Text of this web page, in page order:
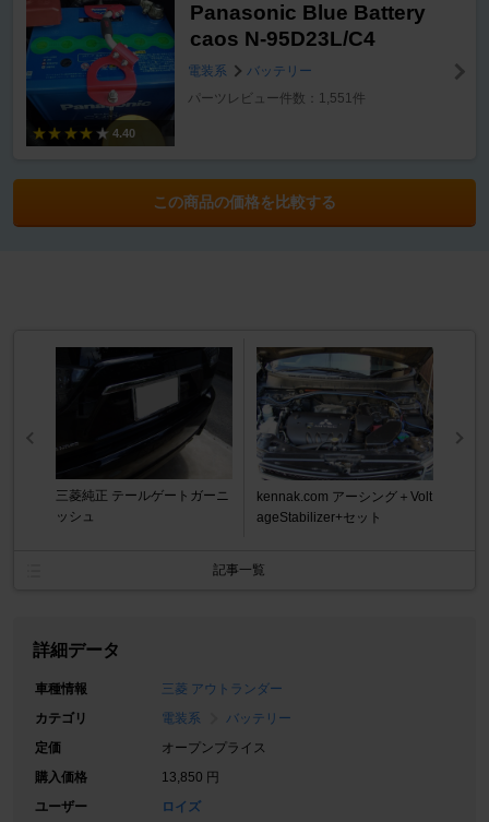
4.40
Panasonic Blue Battery
caos N-95D23L/C4
電装系
バッテリー
パーツレビュー件数：1,551件
この商品の価格を比較する
三菱純正 テールゲートガーニ
ッシュ
kennak.com アーシング＋Volt
ageStabilizer+セット
記事一覧
詳細データ
車種情報
三菱 アウトランダー
カテゴリ
電装系
バッテリー
定価
オープンプライス
購入価格
13,850 円
ユーザー
ロイズ